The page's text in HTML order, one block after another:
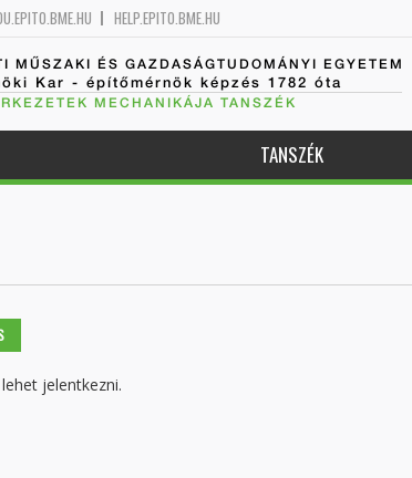
HELP.EPITO.BME.HU
MŰSZAKI ÉS GAZDASÁGTUDOMÁNYI EGYETEM
Kar - építőmérnök képzés 1782 óta
MECHANIKÁJA TANSZÉK
TANSZÉK
jelentkezni.